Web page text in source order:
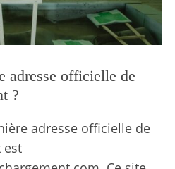
adresse officielle de
?
adresse officielle de
est